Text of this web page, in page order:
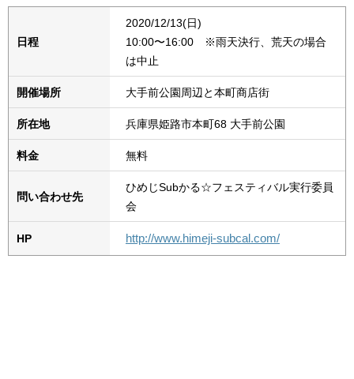
日程
2020/12/13(日)
10:00〜16:00 ※雨天決行、荒天の場合
は中止
開催場所 大手前公園周辺と本町商店街
所在地 兵庫県姫路市本町68 大手前公園
料金 無料
問い合わせ先
ひめじSubかる☆フェスティバル実行委員
会
HP http://www.himeji-subcal.com/